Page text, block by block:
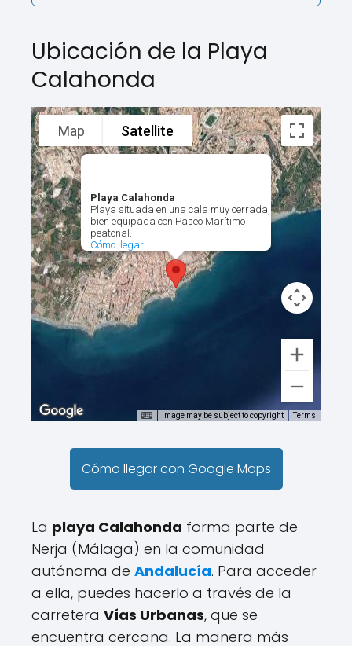
Ubicación de la Playa
Calahonda
Playa Calahonda
Playa situada en una cala muy cerrada,
bien equipada con Paseo Marítimo
peatonal.
Cómo llegar
Map Satellite
Image may be subject to copyright Terms
Cómo llegar con Google Maps
La playa Calahonda forma parte de
Nerja (Málaga) en la comunidad
autónoma de Andalucía. Para acceder
a ella, puedes hacerlo a través de la
carretera Vías Urbanas, que se
encuentra cercana. La manera más